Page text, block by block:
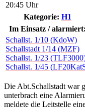
20:45 Uhr
Kategorie: H1
Im Einsatz / alarmiert:
Schallst. 1/10 (KdoW)
Schallstadt 1/14 (MZF)
Schallst. 1/23
Schallst. 1/45
Die Abt.Schallstadt war
unterbrach eine
meldete die Leitstelle